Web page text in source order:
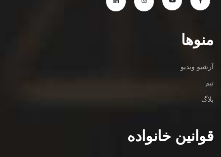
منوها
آرشیو ویدیو
تیم
بلاگ
قوانین خانواده